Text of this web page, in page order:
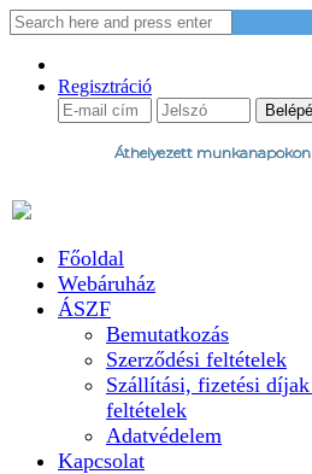
Regisztráció
Áthelyezett
Főoldal
Webáruház
ÁSZF
Bemutatkozás
Szerződési feltételek
Szállítási, fizetési díjak
feltételek
Adatvédelem
Kapcsolat